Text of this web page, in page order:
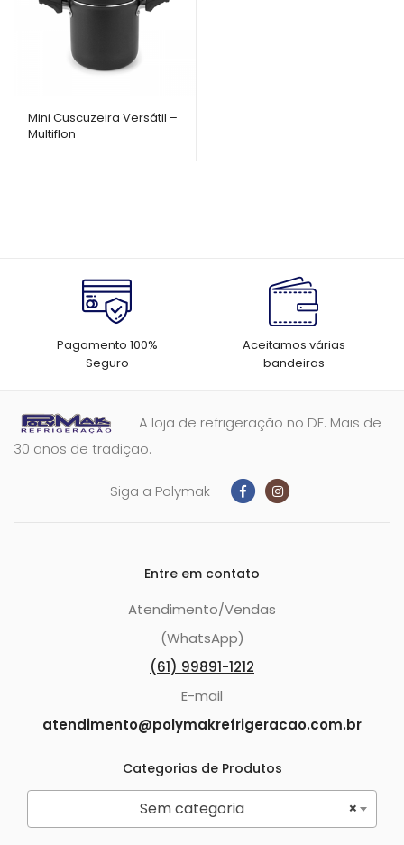
Mini Cuscuzeira Versátil –
Multiflon
Pagamento 100%
Seguro
Aceitamos várias
bandeiras
A loja de refrigeração no DF. Mais de
30 anos de tradição.
Siga a Polymak
Entre em contato
Atendimento/Vendas
(WhatsApp)
(61) 99891-1212
E-mail
atendimento@polymakrefrigeracao.com.br
Categorias de Produtos
×
Sem categoria